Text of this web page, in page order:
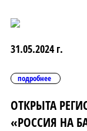
31.05.2024 г.
подробнее
ОТКРЫТА
«РОССИЯ НА